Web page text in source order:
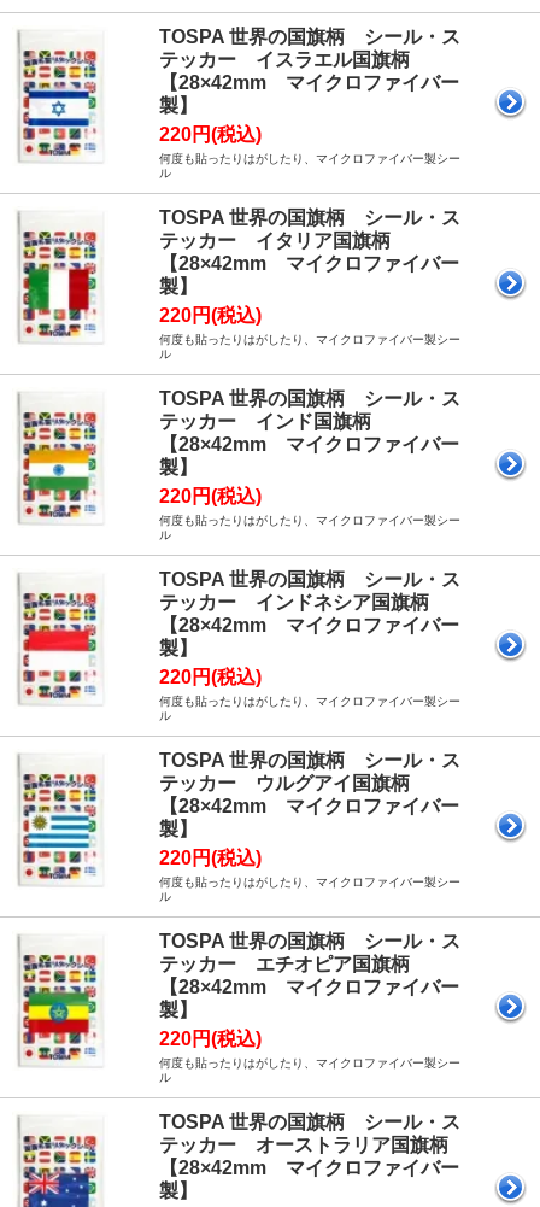
TOSPA 世界の国旗柄 シール・ス
テッカー イスラエル国旗柄
【28×42mm マイクロファイバー
製】
220円(税込)
何度も貼ったりはがしたり、マイクロファイバー製シー
ル
TOSPA 世界の国旗柄 シール・ス
テッカー イタリア国旗柄
【28×42mm マイクロファイバー
製】
220円(税込)
何度も貼ったりはがしたり、マイクロファイバー製シー
ル
TOSPA 世界の国旗柄 シール・ス
テッカー インド国旗柄
【28×42mm マイクロファイバー
製】
220円(税込)
何度も貼ったりはがしたり、マイクロファイバー製シー
ル
TOSPA 世界の国旗柄 シール・ス
テッカー インドネシア国旗柄
【28×42mm マイクロファイバー
製】
220円(税込)
何度も貼ったりはがしたり、マイクロファイバー製シー
ル
TOSPA 世界の国旗柄 シール・ス
テッカー ウルグアイ国旗柄
【28×42mm マイクロファイバー
製】
220円(税込)
何度も貼ったりはがしたり、マイクロファイバー製シー
ル
TOSPA 世界の国旗柄 シール・ス
テッカー エチオピア国旗柄
【28×42mm マイクロファイバー
製】
220円(税込)
何度も貼ったりはがしたり、マイクロファイバー製シー
ル
TOSPA 世界の国旗柄 シール・ス
テッカー オーストラリア国旗柄
【28×42mm マイクロファイバー
製】